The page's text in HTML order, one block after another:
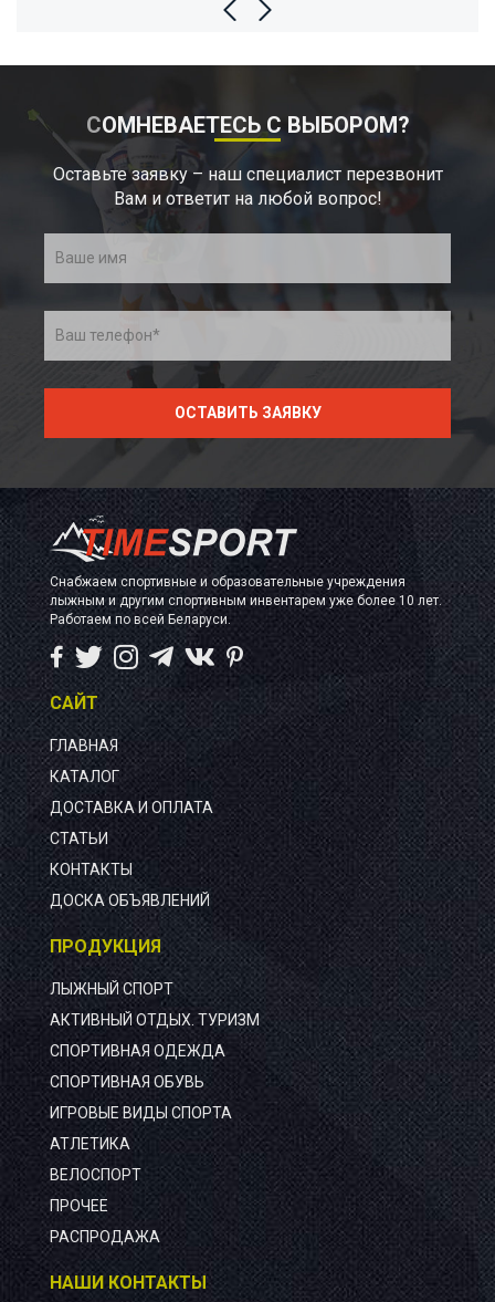
СОМНЕВАЕТЕСЬ С ВЫБОРОМ?
Оставьте заявку – наш специалист перезвонит
Вам и ответит на любой вопрос!
Снабжаем спортивные и образовательные учреждения
лыжным и другим спортивным инвентарем уже более 10 лет.
Работаем по всей Беларуси.
САЙТ
ГЛАВНАЯ
КАТАЛОГ
ДОСТАВКА И ОПЛАТА
СТАТЬИ
КОНТАКТЫ
ДОСКА ОБЪЯВЛЕНИЙ
ПРОДУКЦИЯ
ЛЫЖНЫЙ СПОРТ
АКТИВНЫЙ ОТДЫХ. ТУРИЗМ
СПОРТИВНАЯ ОДЕЖДА
СПОРТИВНАЯ ОБУВЬ
ИГРОВЫЕ ВИДЫ СПОРТА
АТЛЕТИКА
ВЕЛОСПОРТ
ПРОЧЕЕ
РАСПРОДАЖА
НАШИ КОНТАКТЫ